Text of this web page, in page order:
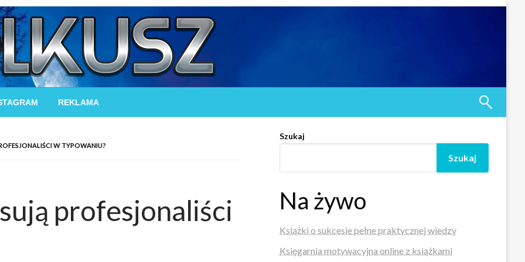
REKLAMA
W TYPOWANIU?
profesjonaliści
Szukaj
Szukaj
Na żywo
Książki o sukcesie pełne praktycznej wiedzy
Księgarnia motywacyjna online z książkami